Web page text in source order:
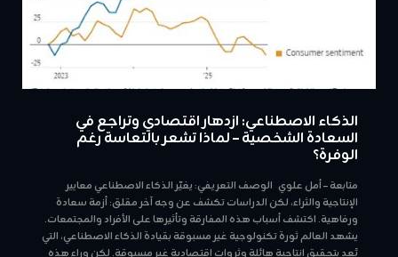
الذكاء الاصطناعي: ازدهار اقتصادي وتراجع في
السعادة الشخصية – لماذا تشعر بالتعاسة رغم
الوفرة؟
متابعة – أمل علوي الوصف التعريفي: يغيّر الذكاء الاصطناعي معايير
الإنتاجية والثراء، لكن الدراسات تكشف عن وجه آخر مقلق: أزمة سعادة
ورفاهية. اكتشف أسباب هذه المفارقة وتأثيرها على الأفراد والمجتمعات.
يشهد العالم ثورة تكنولوجية غير مسبوقة بقيادة الذكاء الاصطناعي، التي
تَعِد بتحقيق إنتاجية هائلة وثروات اقتصادية غير مسبوقة. لكن وراء هذه